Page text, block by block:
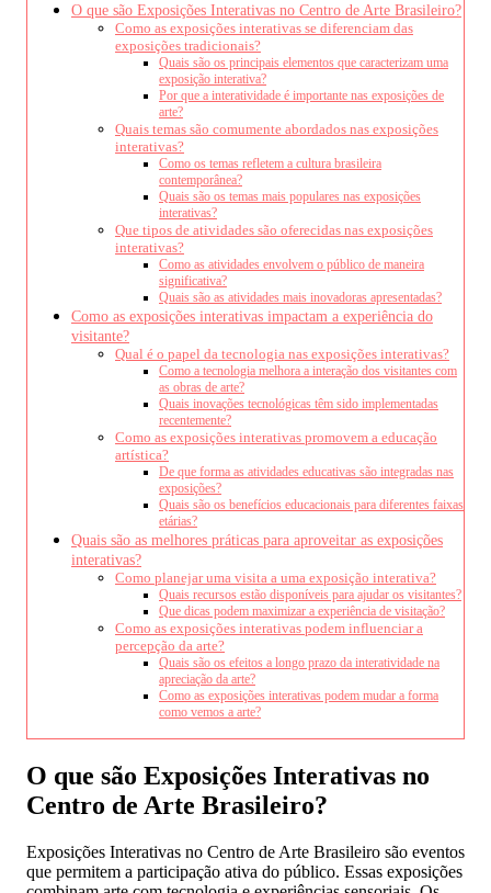
O que são Exposições Interativas no Centro de Arte Brasileiro?
Como as exposições interativas se diferenciam das
exposições tradicionais?
Quais são os principais elementos que caracterizam uma
exposição interativa?
Por que a interatividade é importante nas exposições de
arte?
Quais temas são comumente abordados nas exposições
interativas?
Como os temas refletem a cultura brasileira
contemporânea?
Quais são os temas mais populares nas exposições
interativas?
Que tipos de atividades são oferecidas nas exposições
interativas?
Como as atividades envolvem o público de maneira
significativa?
Quais são as atividades mais inovadoras apresentadas?
Como as exposições interativas impactam a experiência do
visitante?
Qual é o papel da tecnologia nas exposições interativas?
Como a tecnologia melhora a interação dos visitantes com
as obras de arte?
Quais inovações tecnológicas têm sido implementadas
recentemente?
Como as exposições interativas promovem a educação
artística?
De que forma as atividades educativas são integradas nas
exposições?
Quais são os benefícios educacionais para diferentes faixas
etárias?
Quais são as melhores práticas para aproveitar as exposições
interativas?
Como planejar uma visita a uma exposição interativa?
Quais recursos estão disponíveis para ajudar os visitantes?
Que dicas podem maximizar a experiência de visitação?
Como as exposições interativas podem influenciar a
percepção da arte?
Quais são os efeitos a longo prazo da interatividade na
apreciação da arte?
Como as exposições interativas podem mudar a forma
como vemos a arte?
O que são Exposições Interativas no
Centro de Arte Brasileiro?
Exposições Interativas no Centro de Arte Brasileiro são eventos
que permitem a participação ativa do público. Essas exposições